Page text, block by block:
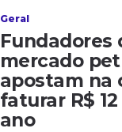
Geral
Fundadores
mercado
apostam na
faturar R$
ano